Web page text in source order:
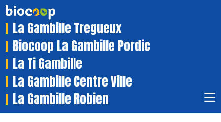
La Gambille Tregueux
Biocoop La Gambille Pordic
La Ti Gambille
La Gambille Centre Ville
La Gambille Robien